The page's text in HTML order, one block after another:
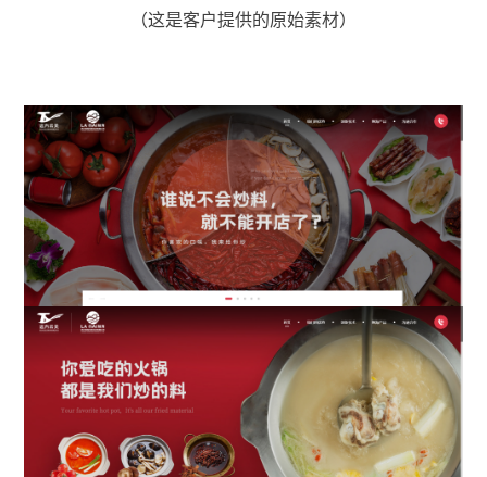
（这是客户提供的原始素材）